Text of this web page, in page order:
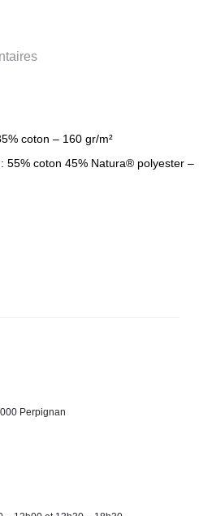
coton – 160 gr/m²
55% coton 45% Natura® polyester –
Perpignan